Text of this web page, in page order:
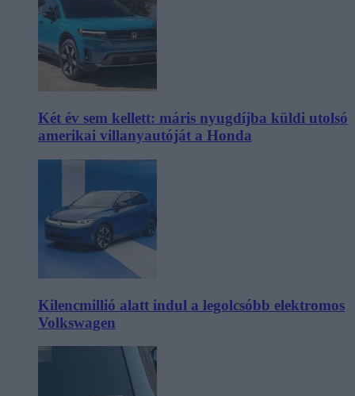
Két év sem kellett: máris nyugdíjba küldi utolsó
amerikai villanyautóját a Honda
Kilencmillió alatt indul a legolcsóbb elektromos
Volkswagen